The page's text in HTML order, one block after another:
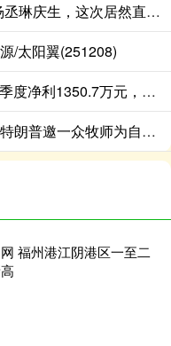
盈富配资 天呐!李荣浩连续12年给杨丞琳庆生，这次居然直接飞台湾陪过42岁生日?
/太阳翼(251208)
美原油期货配资官网 朗玛信息前三季度净利1350.7万元，同比下降67.04%
鑫创国际配资APP下载 快看视频｜特朗普邀一众牧师为自己和美军祈祷，网友：2020年大选也搞过
福州港江阴港区一至二